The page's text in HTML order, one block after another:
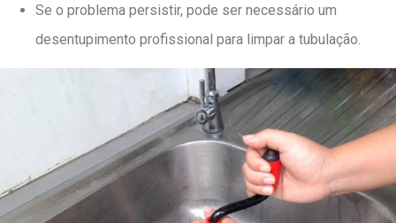
Se o problema persistir, pode ser necessário um
desentupimento profissional para limpar a tubulação.